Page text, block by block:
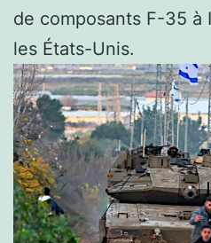
de composants F-35 à
les États-Unis.